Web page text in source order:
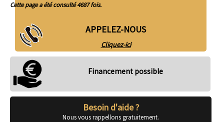
Cette page a été consulté 4687 fois.
APPELEZ-NOUS
Cliquez-ici
Financement possible
Besoin d'aide ?
Nous vous rappellons gratuitement.